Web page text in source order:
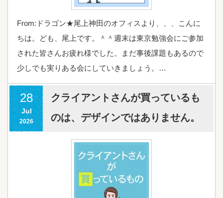
From:ドラゴン★尾上神田のオフィスより、、、こんに
ちは。ども、尾上です。＾＾週末は東京勉強会にご参加
された皆さんお疲れ様でした。まだ事後課題もあるので
少しでも実りある会にしていきましょう。…
28
Jul
2026
クライアントさんが買っているも
のは、デザインではありません。